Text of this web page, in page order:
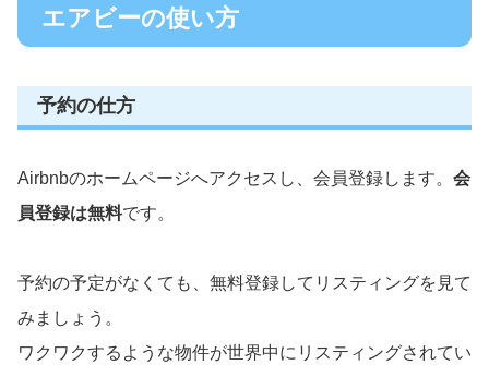
エアビーの使い方
予約の仕方
Airbnbのホームページへアクセスし、会員登録します。 会
員登録は無料です。
予約の予定がなくても、無料登録してリスティングを見て
みましょう。
ワクワクするような物件が世界中にリスティングされてい